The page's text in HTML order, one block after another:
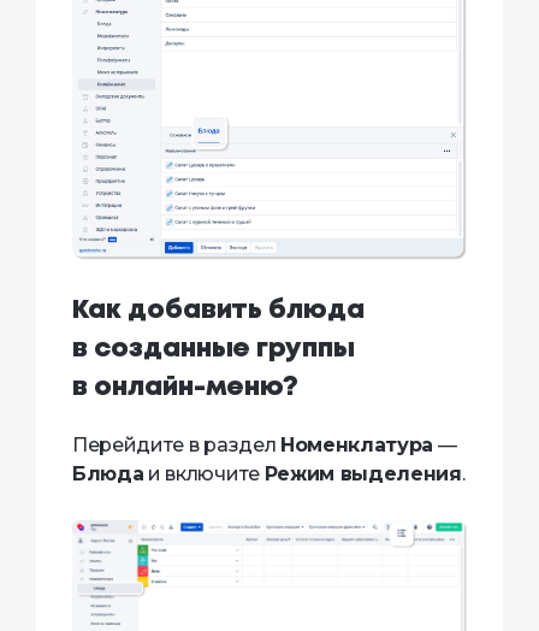
Как добавить блюда
в созданные группы
в онлайн-меню?
Перейдите в раздел Номенклатура —
Блюда и включите Режим выделения.